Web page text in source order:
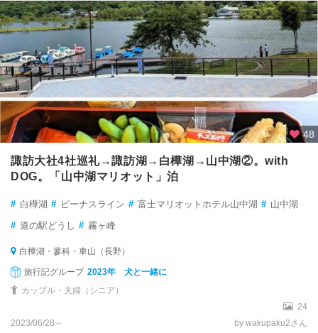
48
諏訪大社4社巡礼→諏訪湖→白樺湖→山中湖②。with
DOG。「山中湖マリオット」泊
# 白樺湖 # ビーナスライン # 富士マリオットホテル山中湖 # 山中湖
# 道の駅どうし # 霧ヶ峰
白樺湖・蓼科・車山（長野）
旅行記グループ 2023年 犬と一緒に
カップル・夫婦（シニア）
24
2023/06/28～
by wakupaku2さん